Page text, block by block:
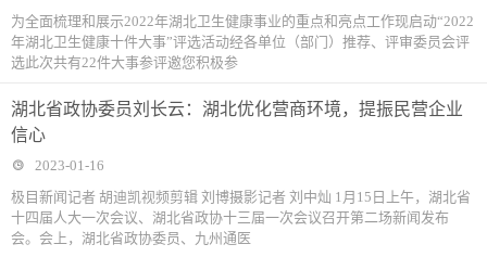
为全面梳理和展示2022年湖北卫生健康事业的重点和亮点工作现启动“2022
年湖北卫生健康十件大事”评选活动经各单位（部门）推荐、评审委员会评
选此次共有22件大事参评邀您积极参
湖北省政协委员刘长云：湖北优化营商环境，提振民营企业
信心
2023-01-16
极目新闻记者 胡迪凯视频剪辑 刘博摄影记者 刘中灿 1月15日上午，湖北省
十四届人大一次会议、湖北省政协十三届一次会议召开第二场新闻发布
会。会上，湖北省政协委员、九州通医